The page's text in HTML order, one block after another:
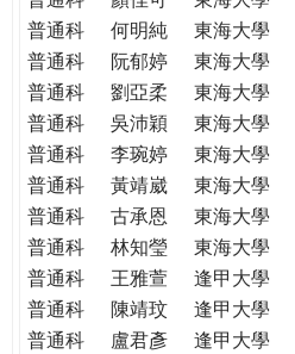
普通科
何明純 東海大學
普通科
阮郁婷 東海大學
普通科
劉亞柔 東海大學
普通科
吳沛穎 東海大學
普通科
李琬婷 東海大學
普通科
黃靖崴 東海大學
普通科
古承恩 東海大學
普通科
林知瑩 東海大學
普通科
王雅萱 逢甲大學
普通科
陳靖玟 逢甲大學
普通科
盧君彥 逢甲大學